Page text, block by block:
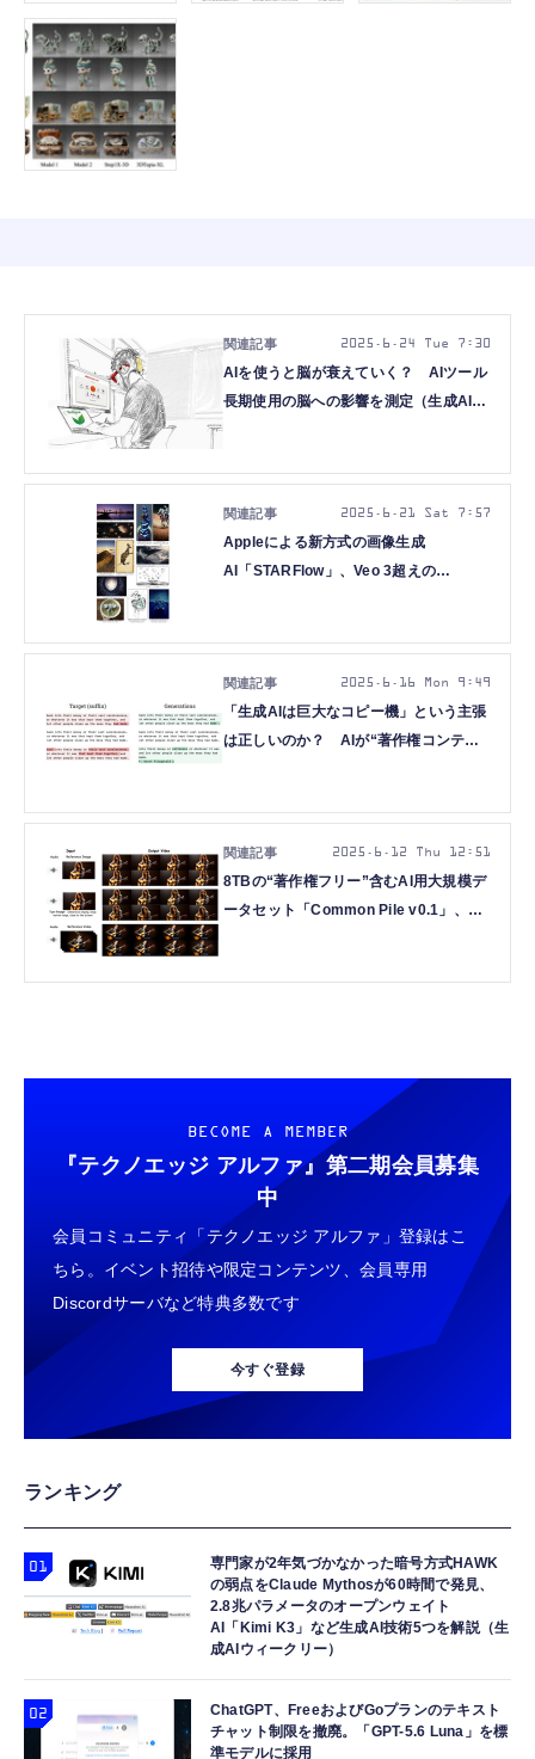
AIを使うと脳が衰えていく？ AIツール
長期使用の脳への影響を測定（生成AIク
2025.6.24 Tue 7:30
Appleによる新方式の画像生成
AI「STARFlow」、Veo 3超えの
（生成AIウィークリー）
2025.6.21 Sat 7:57
「生成AIは巨大なコピー機」という主張
は正しいのか？ AIが“著作権コンテン
2025.6.16 Mon 9:49
8TBの“著作権フリー”含むAI用大規模デ
ータセット「Common Pile v0.1」、長
2025.6.12 Thu 12:51
BECOME A MEMBER
『テクノエッジ アルファ』 第二期会員募集
中
会員コミュニティ「テクノエッジ アルファ」登録はこ
ちら。イベント招待や限定コンテンツ、会員専用
Discordサーバなど特典多数です
今すぐ登録
ランキング
専門家が2年気づかなかった暗号方式HAWK
の弱点をClaude Mythosが60時間で発見、
2.8兆パラメータのオープンウェイト
AI「Kimi K3」など生成AI技術5つを解説（生
成AIウィークリー）
ChatGPT、FreeおよびGoプランのテキスト
チャット制限を撤廃。「GPT-5.6 Luna」を標
準モデルに採用